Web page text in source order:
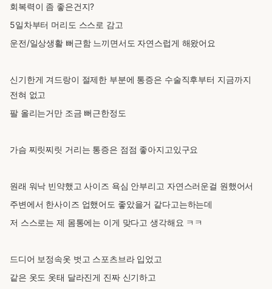
회복력이 좀 좋은건지?
5일차부터 머리도 스스로 감고
운전/일상생활 뻐근함 느끼면서도 자연스럽게 해왔어요
신기한게 겨드랑이 절제한 부분에 통증은 수술직후부터 지금까지
전혀 없고
팔 올리는거만 조금 뻐근한정도
가슴 찌릿찌릿 거리는 통증은 점점 좋아지고있구요
원래 워낙 빈약했고 사이즈 욕심 안부리고 자연스러운걸 원했어서
주변에서 한사이즈 업했어도 좋았을거 같다고는하는데
저 스스로는 제 몸통에는 이게 맞다고 생각해요 ㅋㅋ
드디어 보정속옷 벗고 스포츠브라 입었고
같은 옷도 옷태 달라진게 진짜 신기하고